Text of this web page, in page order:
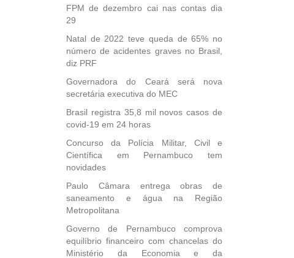
FPM de dezembro cai nas contas dia
29
Natal de 2022 teve queda de 65% no
número de acidentes graves no Brasil,
diz PRF
Governadora do Ceará será nova
secretária executiva do MEC
Brasil registra 35,8 mil novos casos de
covid-19 em 24 horas
Concurso da Polícia Militar, Civil e
Científica em Pernambuco tem
novidades
Paulo Câmara entrega obras de
saneamento e água na Região
Metropolitana
Governo de Pernambuco comprova
equilíbrio financeiro com chancelas do
Ministério da Economia e da